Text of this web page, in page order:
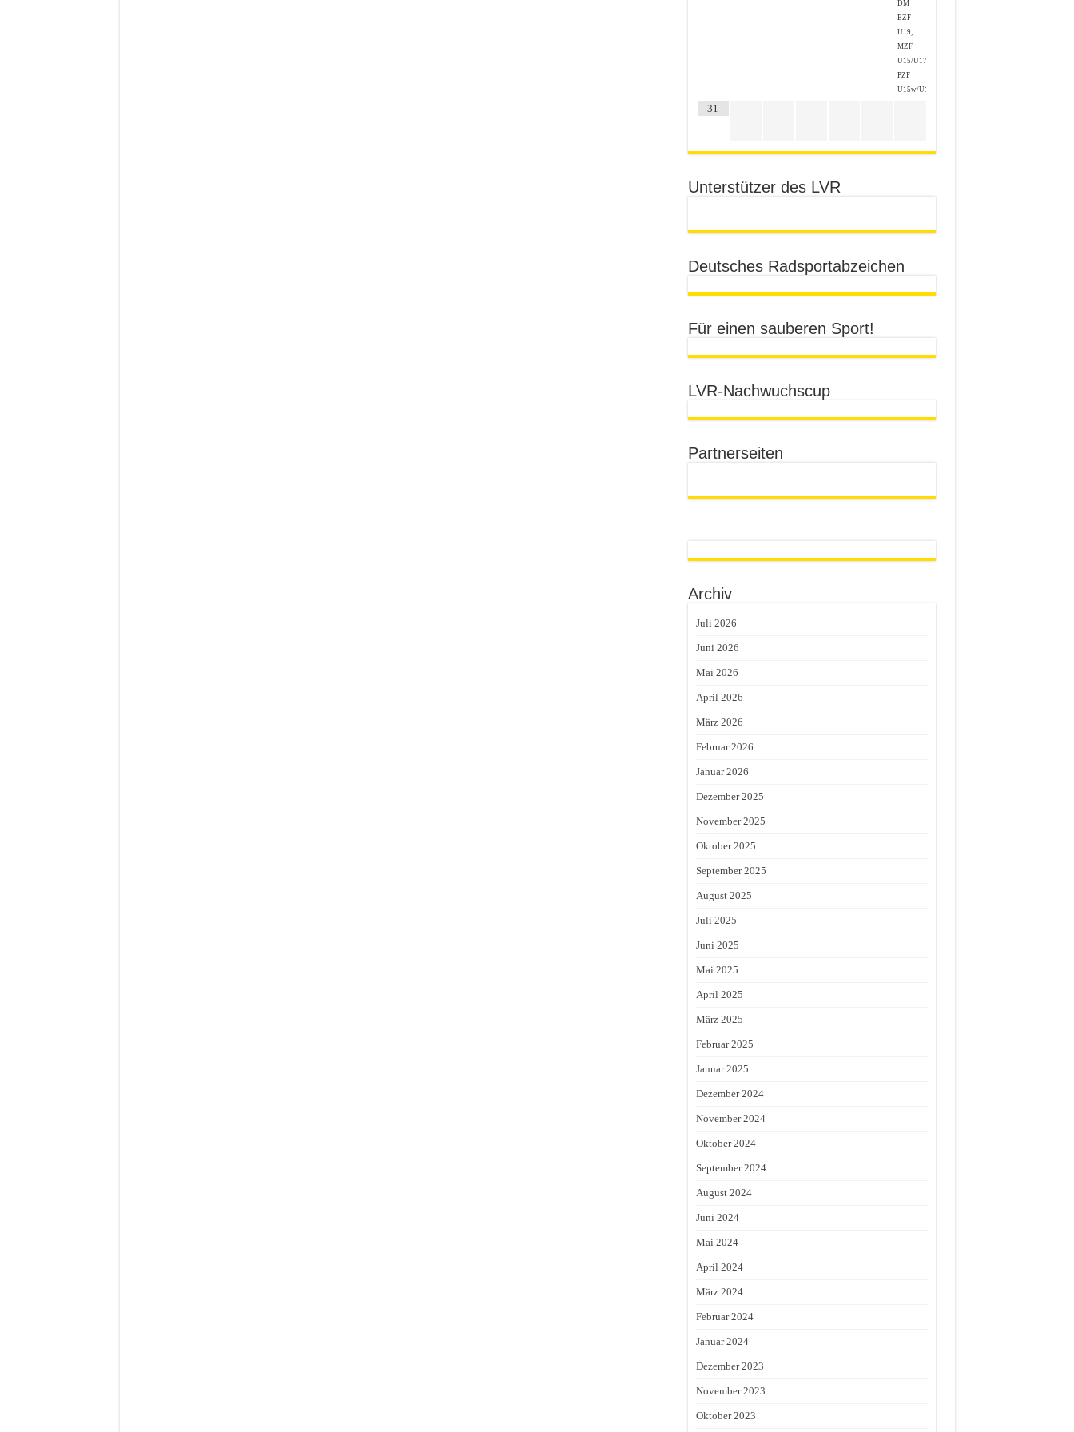
DM
EZF
U19,
MZF
U15/U17,
PZF
U15w/U17w
31
Unterstützer des LVR
Deutsches Radsportabzeichen
Für einen sauberen Sport!
LVR-Nachwuchscup
Partnerseiten
Archiv
Juli 2026
Juni 2026
Mai 2026
April 2026
März 2026
Februar 2026
Januar 2026
Dezember 2025
November 2025
Oktober 2025
September 2025
August 2025
Juli 2025
Juni 2025
Mai 2025
April 2025
März 2025
Februar 2025
Januar 2025
Dezember 2024
November 2024
Oktober 2024
September 2024
August 2024
Juni 2024
Mai 2024
April 2024
März 2024
Februar 2024
Januar 2024
Dezember 2023
November 2023
Oktober 2023